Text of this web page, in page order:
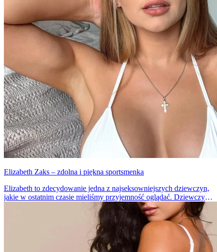
Elizabeth Zaks – zdolna i piękna sportsmenka
Elizabeth to zdecydowanie jedna z najseksowniejszych dziewczyn,
jakie w ostatnim czasie mieliśmy przyjemność oglądać. Dziewczyna
aktywnie działa na swoim instagramie, gdzie publikuje zdjęcia
efektów swoich ćwiczeń... w bardzo skąpych strojach.